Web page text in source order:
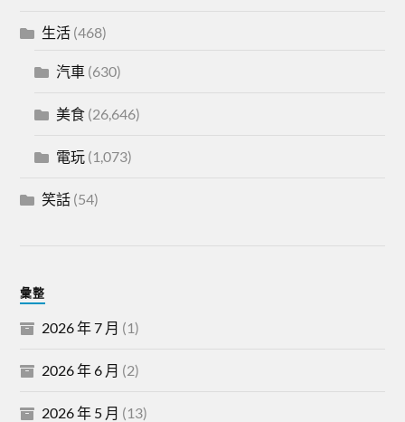
生活 (468)
汽車 (630)
美食 (26,646)
電玩 (1,073)
笑話 (54)
彙整
2026 年 7 月 (1)
2026 年 6 月 (2)
2026 年 5 月 (13)